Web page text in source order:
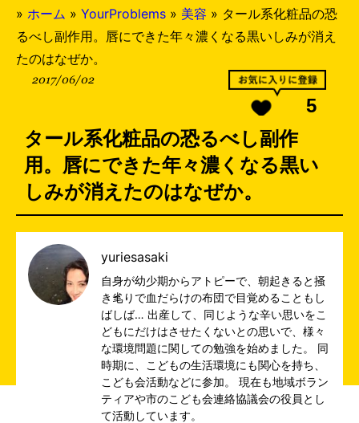
» ホーム » YourProblems » 美容 » タール系化粧品の恐
るべし副作用。唇にできた年々濃くなる黒いしみが消え
たのはなぜか。
2017/06/02
5
タール系化粧品の恐るべし副作
用。唇にできた年々濃くなる黒い
しみが消えたのはなぜか。
yuriesasaki
自身が幼少期からアトピーで、朝起きると掻
き毟りで血だらけの布団で目覚めることもし
ばしば… 出産して、同じような辛い思いをこ
どもにだけはさせたくないとの思いで、様々
な環境問題に関しての勉強を始めました。 同
時期に、こどもの生活環境にも関心を持ち、
こども会活動などに参加。 現在も地域ボラン
ティアや市のこども会連絡協議会の役員とし
て活動しています。